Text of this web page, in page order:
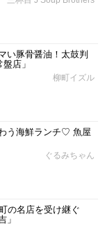
い豚骨醤油！太鼓判
店」
柳町イズル
う海鮮ランチ♡ 魚屋
ぐるみちゃん
の名店を受け継ぐ
」